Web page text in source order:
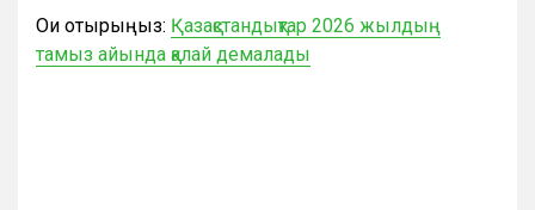
Оқи отырыңыз: Қазақстандықтар 2026 жылдың
тамыз айында қалай демалады